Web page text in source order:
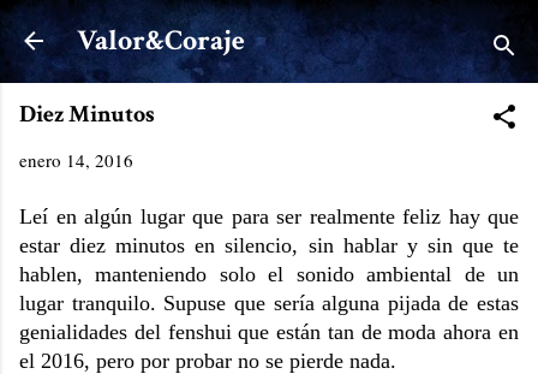
Ir al contenido principal
Valor&Coraje
Diez Minutos
enero 14, 2016
Leí en algún lugar que para ser realmente feliz hay que
estar diez minutos en silencio, sin hablar y sin que te
hablen, manteniendo solo el sonido ambiental de un
lugar tranquilo. Supuse que sería alguna pijada de estas
genialidades del fenshui que están tan de moda ahora en
el 2016, pero por probar no se pierde nada.